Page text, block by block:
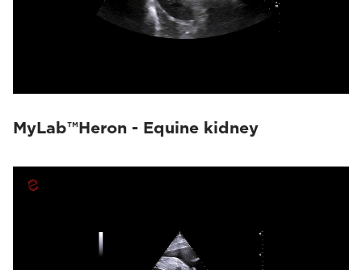
MyLab™Heron - Equine kidney